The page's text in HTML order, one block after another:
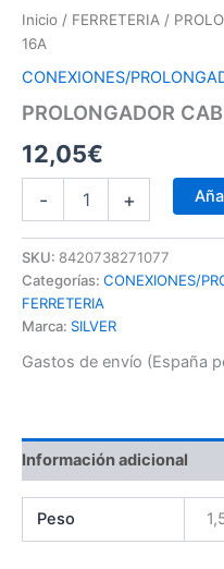
Inicio / FERRETERIA /
16A
CONEXIONES/
PROLONGADOR
12,05€
- +
SKU: 8420738271077
Categorías: CONEXIONES/
FERRETERIA
Marca: SILVER
Gastos de envío (España
Información adicional
Peso